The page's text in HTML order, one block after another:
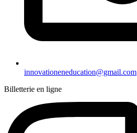
innovationeneducation@gmail.com
Billetterie en ligne